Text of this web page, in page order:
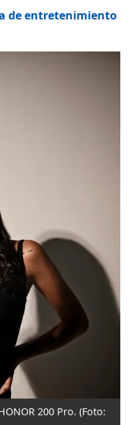
de entretenimiento
200 Pro. (Foto: